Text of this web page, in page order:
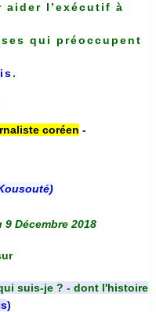
aider l’exécutif à
qui préoccupent
.
coréen -
)
9 Décembre 2018
suis-je ? - dont l'histoire
)